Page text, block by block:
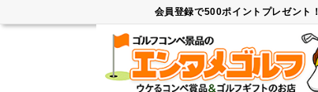
会員登録で500ポイントプレゼント！